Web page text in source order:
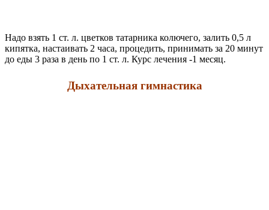
Надо взять 1 ст. л. цветков татарника колючего, залить 0,5 л
кипятка, настаивать 2 часа, процедить, принимать за 20 минут
до еды 3 раза в день по 1 ст. л. Курс лечения -1 месяц.
Дыхательная гимнастика